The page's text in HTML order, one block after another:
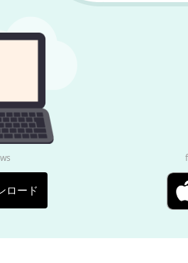
ロード